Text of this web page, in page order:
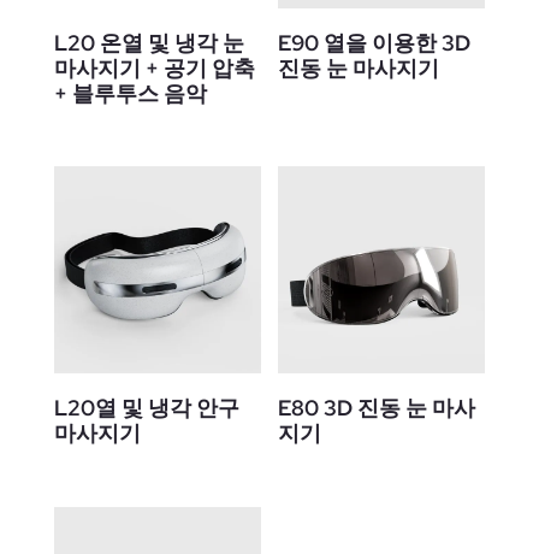
L20 온열 및 냉각 눈
마사지기 + 공기 압축
+ 블루투스 음악
E90 열을 이용한 3D
진동 눈 마사지기
L20열 및 냉각 안구
마사지기
E80 3D 진동 눈 마사
지기